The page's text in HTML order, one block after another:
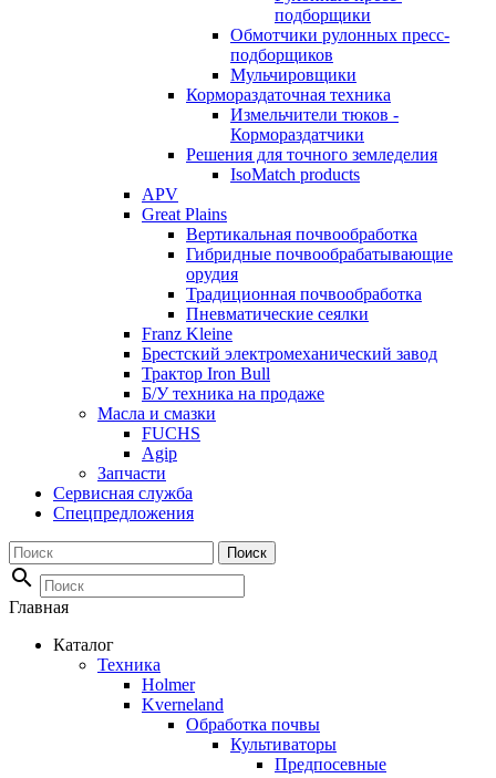
подборщики
Обмотчики рулонных пресс-
подборщиков
Мульчировщики
Кормораздаточная техника
Измельчители тюков -
Кормораздатчики
Решения для точного земледелия
IsoMatch products
APV
Great Plains
Вертикальная почвообработка
Гибридные почвообрабатывающие
орудия
Традиционная почвообработка
Пневматические сеялки
Franz Kleine
Брестский электромеханический завод
Трактор Iron Bull
Б/У техника на продаже
Масла и смазки
FUCHS
Agip
Запчасти
Сервисная служба
Спецпредложения
Поиск
search
Главная
Каталог
Техника
Holmer
Kverneland
Обработка почвы
Культиваторы
Предпосевные